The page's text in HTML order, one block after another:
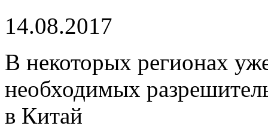
14.08.2017
В некоторых регионах
необходимых
в Китай